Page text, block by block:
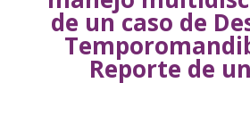
de un caso de
Reporte de